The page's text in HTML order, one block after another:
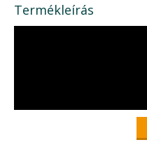
Termékleírás